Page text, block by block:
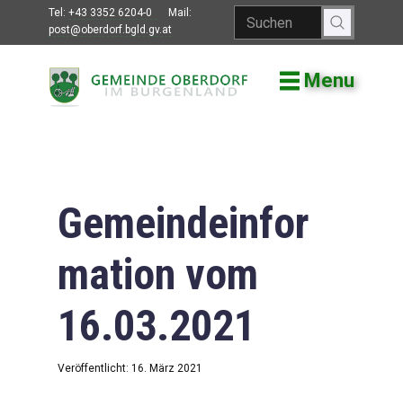
Tel: +43 3352 6204-0
Mail:
post@oberdorf.bgld.gv.at
Menu
Willkommen
Gemeindeamt
Gemeinderat
Bildung
Vereine
Gemeindeinfor
mation vom
16.03.2021
Veröffentlicht: 16. März 2021